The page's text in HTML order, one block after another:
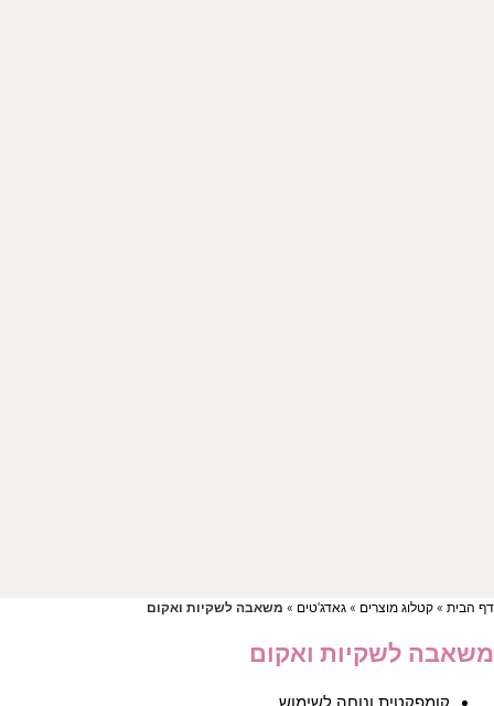
דף הבית» קטלוג מוצרים » גאדג'טים » משאבה לשקיות ואקום
משאבה לשקיות ואקום